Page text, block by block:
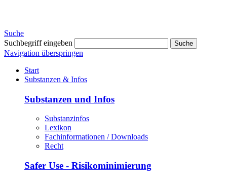
Suche
Suchbegriff eingeben
Suche
Navigation überspringen
Start
Substanzen & Infos
Substanzen und Infos
Substanzinfos
Lexikon
Fachinformationen / Downloads
Recht
Safer Use - Risikominimierung